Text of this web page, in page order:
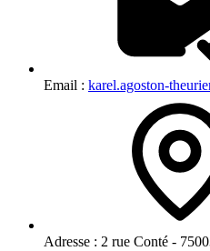
Email : karel.agoston-
Adresse : 2 rue Conté -